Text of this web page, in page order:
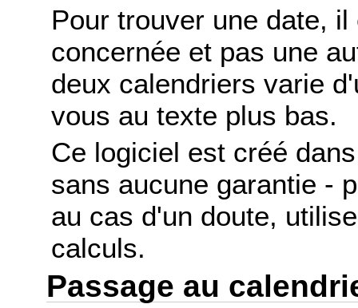
Pour trouver une date,
concernée et pas une
deux calendriers varie
vous au texte plus bas.
Ce logiciel est créé
sans aucune garantie -
au cas d'un doute,
calculs.
Passage au